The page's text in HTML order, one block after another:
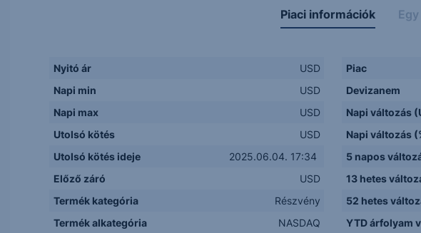
Piaci információk
Nyitó ár
USD
Napi min
USD
Napi max
USD
Utolsó kötés
USD
Utolsó kötés ideje
2025.06.04. 17:34
Előző záró
USD
Termék kategória
Részvény
Termék alkategória
NASDAQ
Piac
Devizanem
Napi változás
Napi változás
5 napos
13 hetes
52 hetes
YTD árfolyam